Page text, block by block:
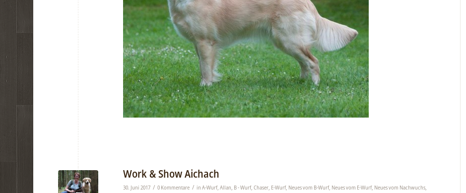
Work & Show Aichach
30. Juni 2017 / 0 Kommentare / inA-Wurf,Allan B - Wurf,Chaser E-Wurf, Neues vom B-Wurf, Neues vom E-Wurf, Neues vom Nachwuchs